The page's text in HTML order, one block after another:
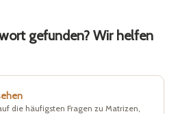
gefunden? Wir helfen
die häufigsten Fragen zu Matrizen,